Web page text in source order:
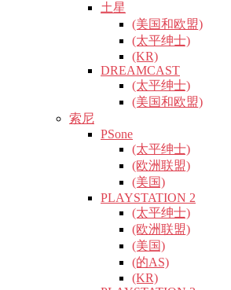
土星
(美国和欧盟)
(太平绅士)
(KR)
DREAMCAST
(太平绅士)
(美国和欧盟)
索尼
PSone
(太平绅士)
(欧洲联盟)
(美国)
PLAYSTATION 2
(太平绅士)
(欧洲联盟)
(美国)
(的AS)
(KR)